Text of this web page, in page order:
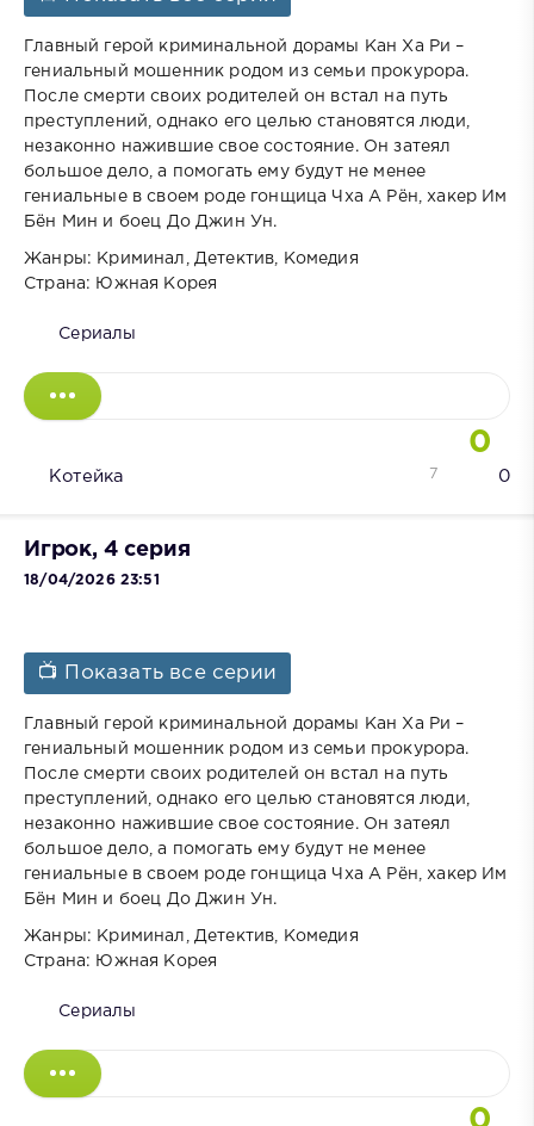
Главный герой криминальной дорамы Кан Ха Ри –
гениальный мошенник родом из семьи прокурора.
После смерти своих родителей он встал на путь
преступлений, однако его целью становятся люди,
незаконно нажившие свое состояние. Он затеял
большое дело, а помогать ему будут не менее
гениальные в своем роде гонщица Чха А Рён, хакер Им
Бён Мин и боец До Джин Ун.
Жанры: Криминал, Детектив, Комедия
Страна: Южная Корея
Сериалы
0
Котейка 0
7
Игрок, 4 серия
18/04/2026 23:51
📺 Показать все серии
Главный герой криминальной дорамы Кан Ха Ри –
гениальный мошенник родом из семьи прокурора.
После смерти своих родителей он встал на путь
преступлений, однако его целью становятся люди,
незаконно нажившие свое состояние. Он затеял
большое дело, а помогать ему будут не менее
гениальные в своем роде гонщица Чха А Рён, хакер Им
Бён Мин и боец До Джин Ун.
Жанры: Криминал, Детектив, Комедия
Страна: Южная Корея
Сериалы